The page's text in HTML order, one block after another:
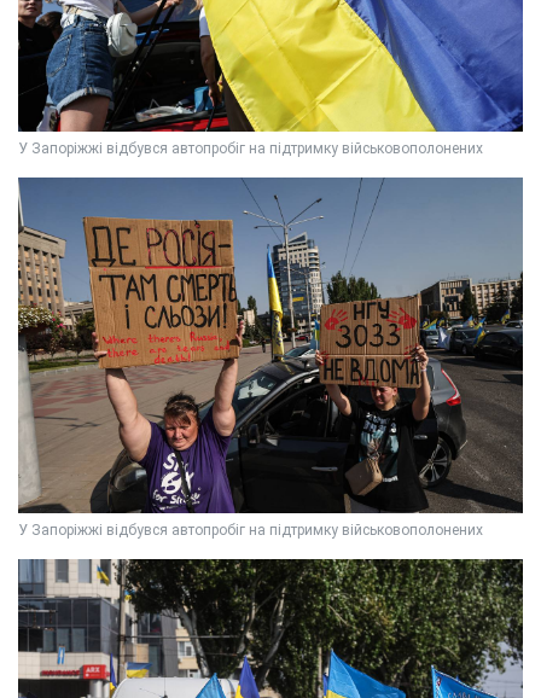
У Запоріжжі відбувся автопробіг на підтримку військовополонених
У Запоріжжі відбувся автопробіг на підтримку військовополонених